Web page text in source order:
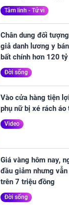
Tâm linh - Tử vi
Chân dung đối
giả danh lương y
bất chính hơn 120
Đời sống
Vào cửa hàng tiện
phụ nữ bị xé rách
Video
Giá vàng hôm nay,
đầu giảm nhưng
trên 7 triệu đồng
Đời sống